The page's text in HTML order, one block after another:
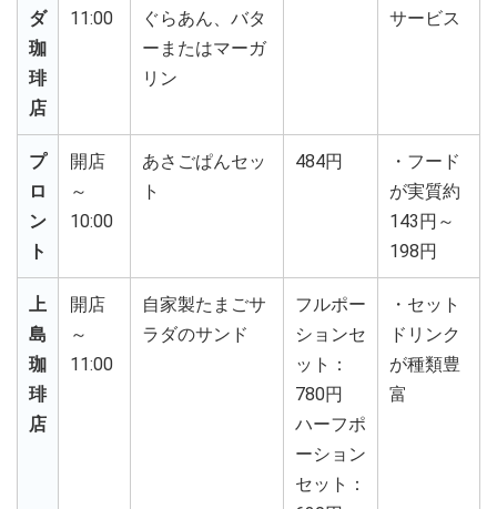
ダ
珈
琲
店
11:00
ぐらあん、バタ
ーまたはマーガ
リン
サービス
プ
ロ
ン
ト
開店
～
10:00
あさごぱんセッ
ト
484円
・フード
が実質約
143円～
198円
上
島
珈
琲
店
開店
～
11:00
自家製たまごサ
ラダのサンド
フルポー
ションセ
ット：
780円
ハーフポ
ーション
セット：
・セット
ドリンク
が種類豊
富